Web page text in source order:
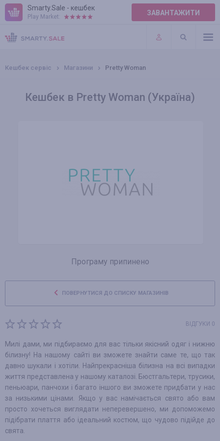
Smarty.Sale - кешбек
Play Market: ЗАВАНТАЖИТИ
ПРАВИЛА
ПЛАГІНИ
Кешбек сервіс Магазини Pretty Woman
Кешбек в Pretty Woman (Україна)
Програму припинено
ПОВЕРНУТИСЯ ДО СПИСКУ МАГАЗИНІВ
ВІДГУКИ 0
Милі дами, ми підбираємо для вас тільки якісний одяг і нижню
білизну! На нашому сайті ви зможете знайти саме те, що так
давно шукали і хотіли. Найпрекрасніша білизна на всі випадки
життя представлена у нашому каталозі. Бюстгальтери, трусики,
пеньюари, панчохи і багато іншого ви зможете придбати у нас
за низькими цінами. Якщо у вас намічається свято або вам
просто хочеться виглядати неперевершено, ми допоможемо
підібрати плаття або ідеальний костюм, що чудово підійде до
свята.